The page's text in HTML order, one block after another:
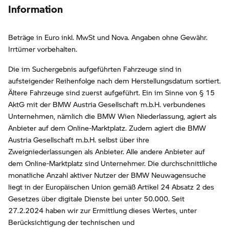
Information
Beträge in Euro inkl. MwSt und Nova. Angaben ohne Gewähr.
Irrtümer vorbehalten.
Die im Suchergebnis aufgeführten Fahrzeuge sind in
aufsteigender Reihenfolge nach dem Herstellungsdatum sortiert.
Ältere Fahrzeuge sind zuerst aufgeführt. Ein im Sinne von § 15
AktG mit der BMW Austria Gesellschaft m.b.H. verbundenes
Unternehmen, nämlich die BMW Wien Niederlassung, agiert als
Anbieter auf dem Online-Marktplatz. Zudem agiert die BMW
Austria Gesellschaft m.b.H. selbst über ihre
Zweigniederlassungen als Anbieter. Alle andere Anbieter auf
dem Online-Marktplatz sind Unternehmer. Die durchschnittliche
monatliche Anzahl aktiver Nutzer der BMW Neuwagensuche
liegt in der Europäischen Union gemäß Artikel 24 Absatz 2 des
Gesetzes über digitale Dienste bei unter 50.000. Seit
27.2.2024 haben wir zur Ermittlung dieses Wertes, unter
Berücksichtigung der technischen und